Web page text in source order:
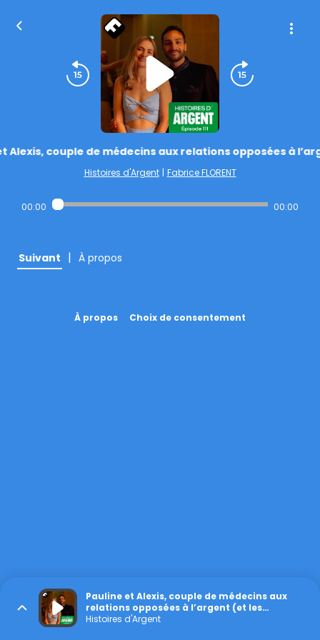
Alexis, couple de médecins aux relations opposées à
Histoires d'Argent | Fabrice FLORENT
00:00 00:00
Suivant | À propos
À propos Choix de consentement
Pauline et Alexis, couple de médecins aux
relations opposées à l’argent (et les
compromis qui vont avec)
Histoires d'Argent